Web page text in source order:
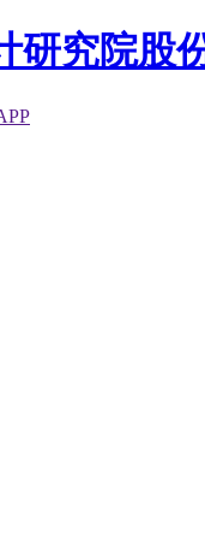
研究院股